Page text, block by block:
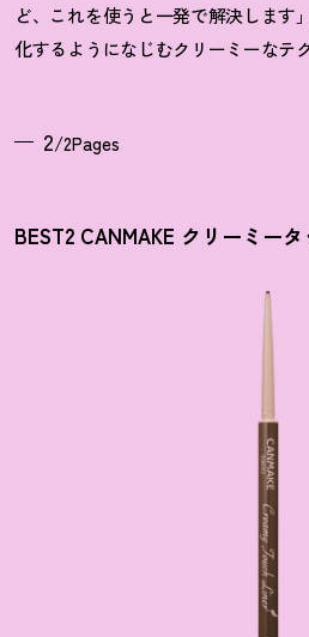
ど、これを使うと一発で解決します
化するようになじむクリーミーなテ
2/2Pages
BEST2 CANMAKE クリーミー